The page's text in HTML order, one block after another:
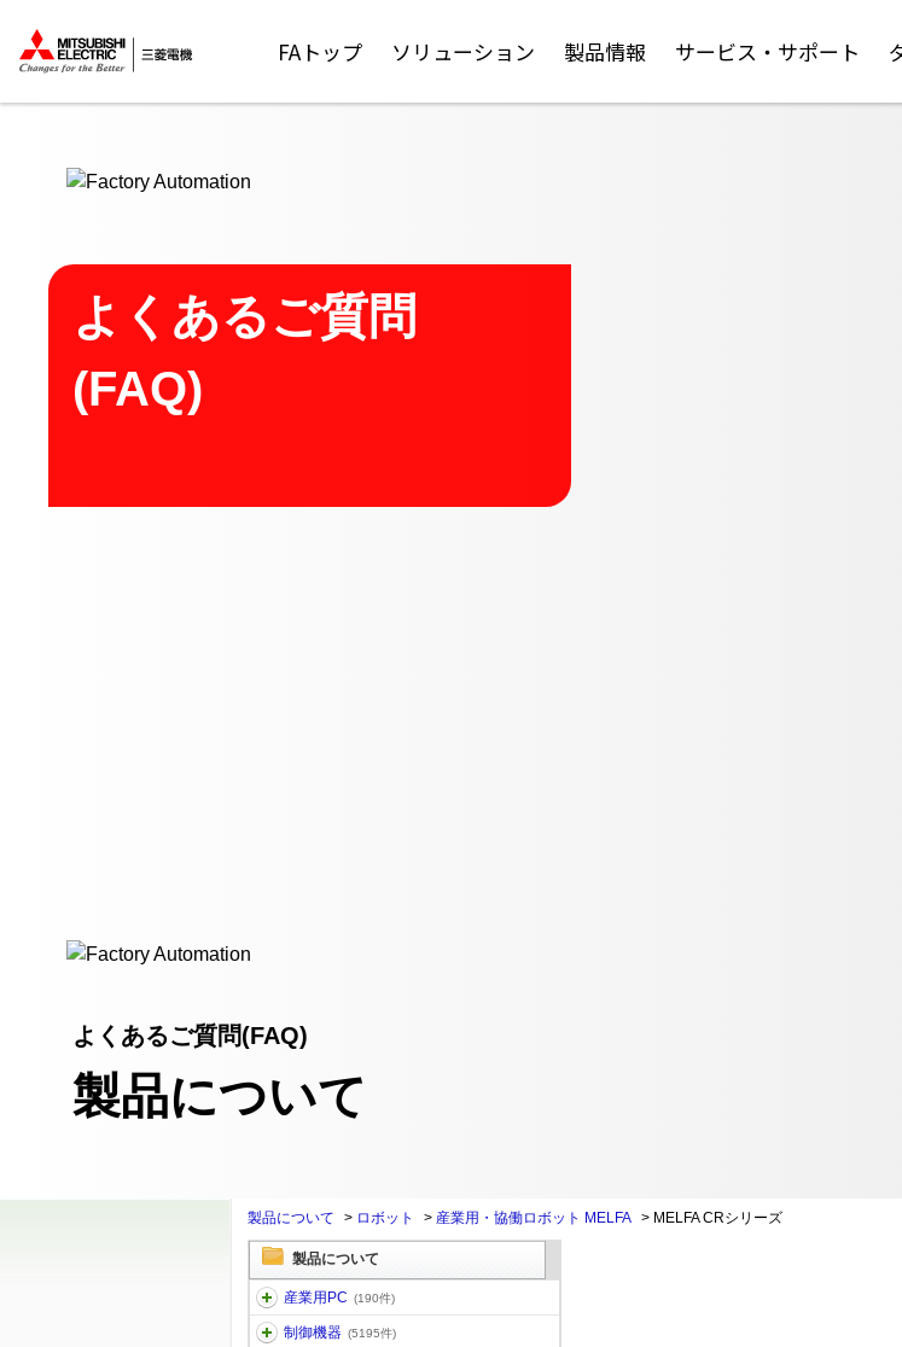
FAトップ ソリューション 製品情報 サービス・サポート
よくあるご質問
(FAQ)
よくあるご質問(FAQ)
製品について
製品について > ロボット > 産業用・協働ロボット MELFA > MELFA CRシリーズ
製品について
産業用PC (190件)
制御機器 (5195件)